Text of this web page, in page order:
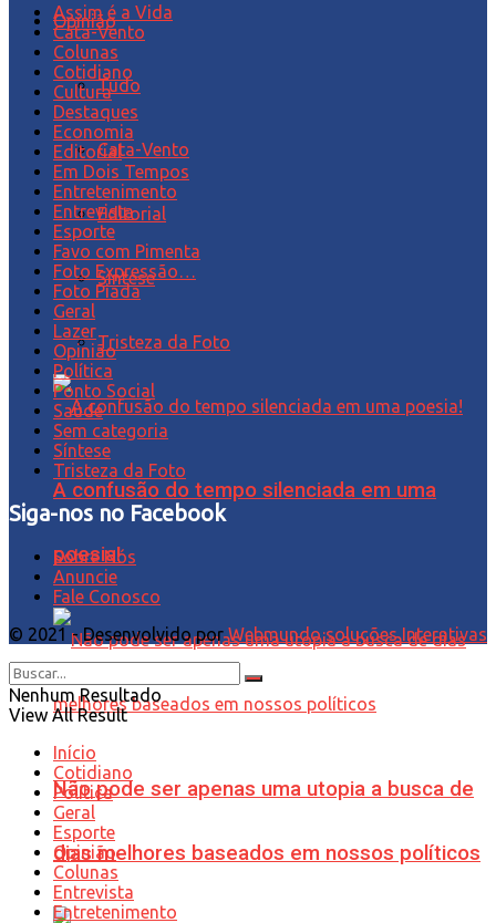
Opinião
Tudo
Cata-Vento
Editorial
Síntese
Tristeza da Foto
A confusão do tempo silenciada em uma
poesia!
Não pode ser apenas uma utopia a busca de
dias melhores baseados em nossos políticos
Assim é a Vida
Cata-Vento
Colunas
Cotidiano
Cultura
Destaques
Economia
Editorial
Em Dois Tempos
Entretenimento
Entrevista
Esporte
Favo com Pimenta
Foto Expressão…
Foto Piada
Geral
Lazer
Opinião
Política
Ponto Social
Saúde
Sem categoria
Síntese
Tristeza da Foto
Siga-nos no Facebook
Sobre Nós
Anuncie
Fale Conosco
© 2021 - Desenvolvido porWebmundo soluções Interativas
Nenhum Resultado
View All Result
Início
Cotidiano
Política
Geral
Esporte
Opinião
Colunas
Entrevista
Entretenimento